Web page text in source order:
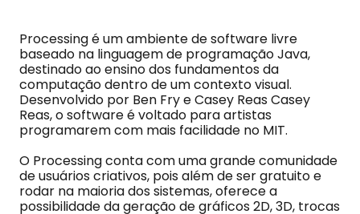
Processing é um ambiente de software livre
baseado na linguagem de programação Java,
destinado ao ensino dos fundamentos da
computação dentro de um contexto visual.
Desenvolvido por Ben Fry e Casey Reas Casey
Reas, o software é voltado para artistas
programarem com mais facilidade no MIT.
O Processing conta com uma grande comunidade
de usuários criativos, pois além de ser gratuito e
rodar na maioria dos sistemas, oferece a
possibilidade da geração de gráficos 2D, 3D, trocas